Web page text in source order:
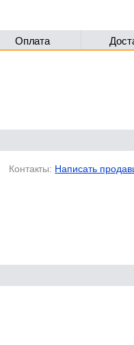
Оплата
Контакты: Написать